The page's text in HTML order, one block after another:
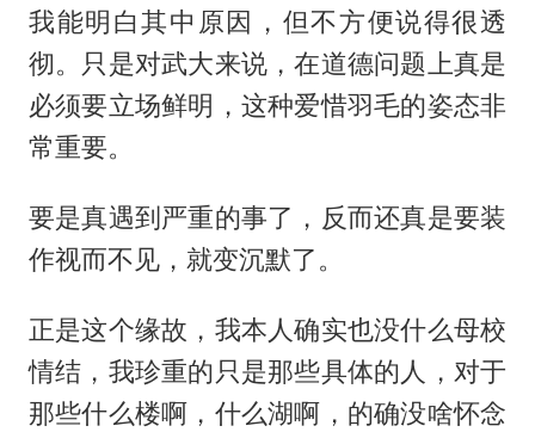
我能明白其中原因，但不方便说得很透
彻。只是对武大来说，在道德问题上真是
必须要立场鲜明，这种爱惜羽毛的姿态非
常重要。
要是真遇到严重的事了，反而还真是要装
作视而不见，就变沉默了。
正是这个缘故，我本人确实也没什么母校
情结，我珍重的只是那些具体的人，对于
那些什么楼啊，什么湖啊，的确没啥怀念